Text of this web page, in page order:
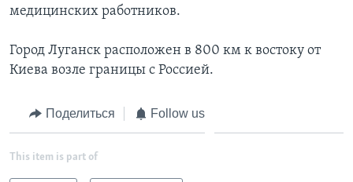
медицинских работников.
Город Луганск расположен в 800 км к востоку от
Киева возле границы с Россией.
Поделиться Follow us
This item is part of